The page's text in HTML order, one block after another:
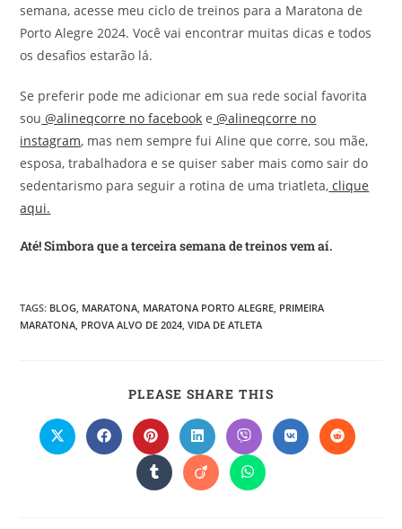
semana, acesse meu ciclo de treinos para a Maratona de
Porto Alegre 2024. Você vai encontrar muitas dicas e todos
os desafios estarão lá.
Se preferir pode me adicionar em sua rede social favorita
sou @alineqcorre no facebook e @alineqcorre no
instagram, mas nem sempre fui Aline que corre, sou mãe,
esposa, trabalhadora e se quiser saber mais como sair do
sedentarismo para seguir a rotina de uma triatleta, clique
aqui.
Até! Simbora que a terceira semana de treinos vem aí.
TAGS: BLOG MARATONA MARATONA PORTO ALEGRE PRIMEIRA
MARATONA PROVA ALVO DE 2024 VIDA DE ATLETA
PLEASE SHARE THIS